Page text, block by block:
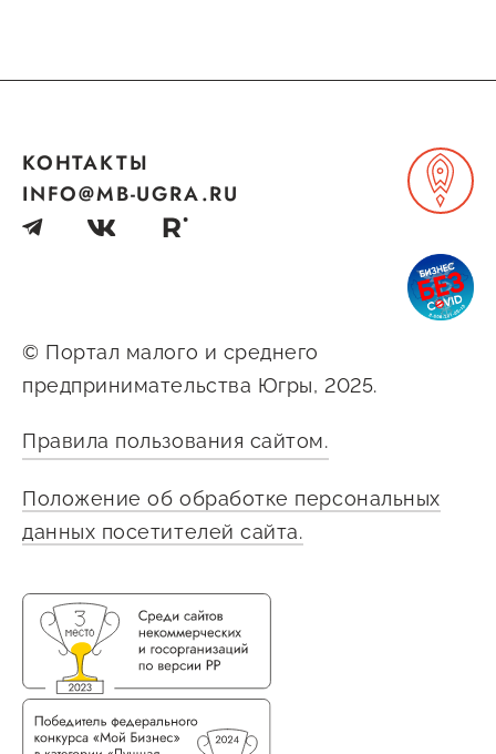
Поддержка креативного и
инновационно-
предпринимателей
Финансовая поддержка
Меры поддержки в условиях
внешнего санкционного
Центры поддержки
Центр информационно-
консультационного
© Портал малого и среднего
предпринимательства Югры, 2025.
Правила пользования сайтом.
Положение об обработке персональных
данных посетителей сайта.
КОНТАКТЫ
INFO@MB-UGRA.RU